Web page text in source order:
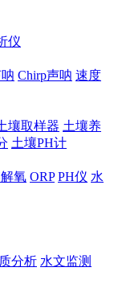
仪
Chirp声呐 速度
壤取样器 土壤养
土壤PH计
氧 ORP PH仪 水
分析 水文监测